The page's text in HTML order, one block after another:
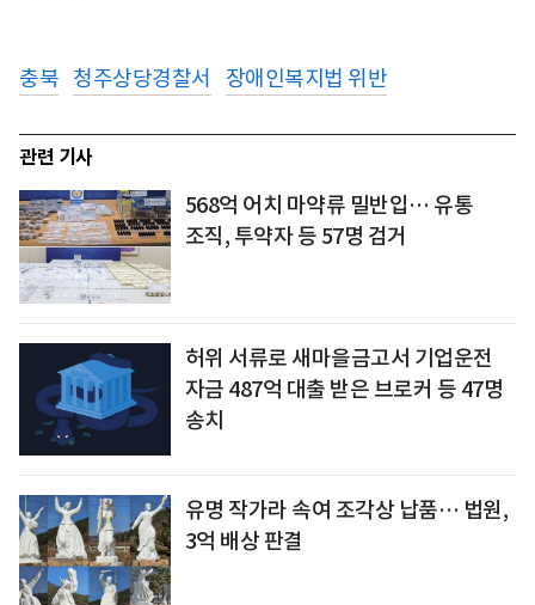
충북 청주상당경찰서 장애인복지법 위반
관련 기사
568억 어치 마약류 밀반입… 유통
조직, 투약자 등 57명 검거
허위 서류로 새마을금고서 기업운전
자금 487억 대출 받은 브로커 등 47명
송치
유명 작가라 속여 조각상 납품… 법원,
3억 배상 판결